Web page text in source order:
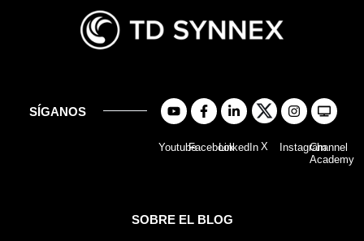
SÍGANOS
YoutubeFacebookLinkedIn X InstagramChannel
Academy
SOBRE EL BLOG